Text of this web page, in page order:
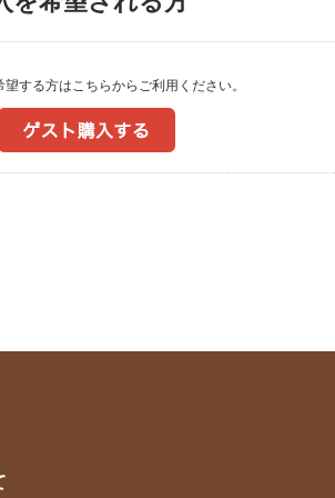
する方はこちらからご利用ください。